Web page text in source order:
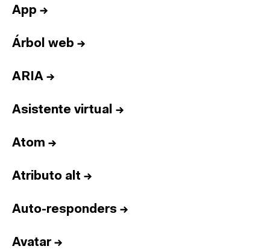
App →
Árbol web →
ARIA →
Asistente virtual →
Atom →
Atributo alt →
Auto-responders →
Avatar→